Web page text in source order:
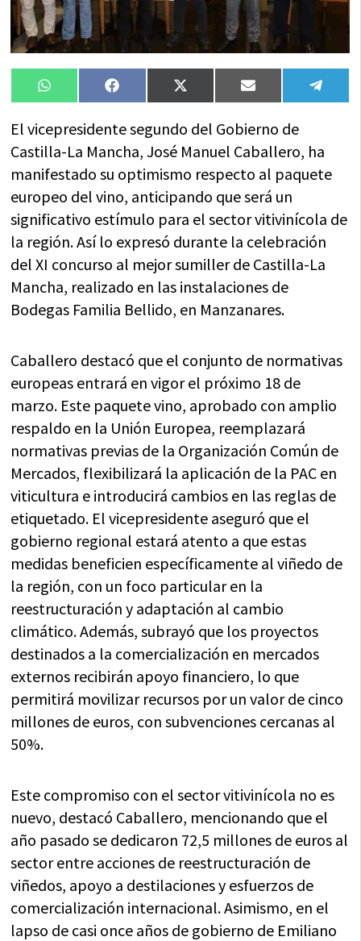
Compartir
en
WhatsAppCompartir
en
FacebookCompartir
en
X
(Twitter)
Compartir
en
Email
en
El vicepresidente segundo del Gobierno de
Castilla-La Mancha, José Manuel Caballero, ha
manifestado su optimismo respecto al paquete
europeo del vino, anticipando que será un
significativo estímulo para el sector vitivinícola de
la región. Así lo expresó durante la celebración
del XI concurso al mejor sumiller de Castilla-La
Mancha, realizado en las instalaciones de
Bodegas Familia Bellido, en Manzanares.
Caballero destacó que el conjunto de normativas
europeas entrará en vigor el próximo 18 de
marzo. Este paquete vino, aprobado con amplio
respaldo en la Unión Europea, reemplazará
normativas previas de la Organización Común de
Mercados, flexibilizará la aplicación de la PAC en
viticultura e introducirá cambios en las reglas de
etiquetado. El vicepresidente aseguró que el
gobierno regional estará atento a que estas
medidas beneficien específicamente al viñedo de
la región, con un foco particular en la
reestructuración y adaptación al cambio
climático. Además, subrayó que los proyectos
destinados a la comercialización en mercados
externos recibirán apoyo financiero, lo que
permitirá movilizar recursos por un valor de cinco
millones de euros, con subvenciones cercanas al
50%.
Este compromiso con el sector vitivinícola no es
nuevo, destacó Caballero, mencionando que el
año pasado se dedicaron 72,5 millones de euros al
sector entre acciones de reestructuración de
viñedos, apoyo a destilaciones y esfuerzos de
comercialización internacional. Asimismo, en el
lapso de casi once años de gobierno de Emiliano